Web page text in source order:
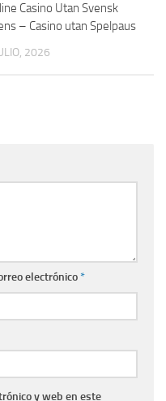
Casino Utan Svensk
– Casino utan Spelpaus
2026
electrónico*
y web en este